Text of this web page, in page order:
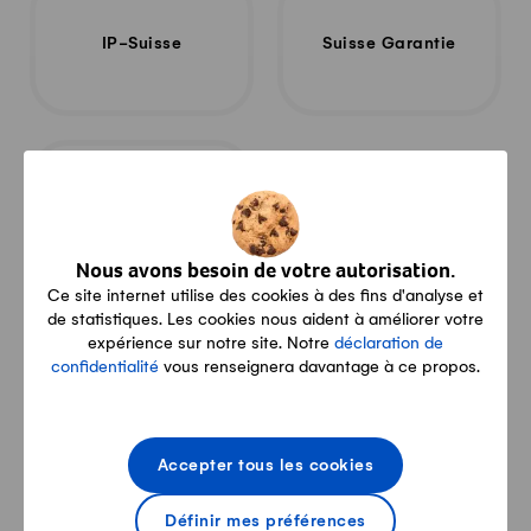
Nous avons besoin de votre autorisation.
Ce site internet utilise des cookies à des fins d'analyse et
de statistiques. Les cookies nous aident à améliorer votre
expérience sur notre site. Notre déclaration de
confidentialité vous renseignera davantage à ce propos.
Définir mes préférences
Accepter tous les cookies
IP-Suisse Suisse Garantie
Contact
thomasweiss@gmx.ch